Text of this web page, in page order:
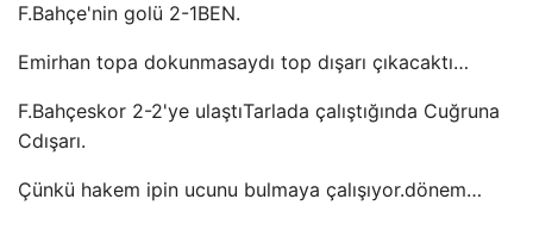
F.Bahçe'nin golü 2-1BEN.
Emirhan topa dokunmasaydı top dışarı çıkacaktı…
F.Bahçeskor 2-2'ye ulaştıTarlada çalıştığında Cuğruna
Cdışarı.
Çünkü hakem ipin ucunu bulmaya çalışıyor.dönem…